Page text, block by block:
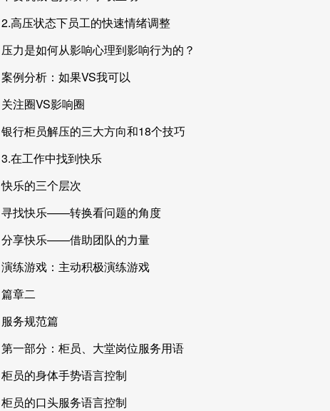
2.高压状态下员工的快速情绪调整
压力是如何从影响心理到影响行为的？
案例分析：如果VS我可以
关注圈VS影响圈
银行柜员解压的三大方向和18个技巧
3.在工作中找到快乐
快乐的三个层次
寻找快乐——转换看问题的角度
分享快乐——借助团队的力量
演练游戏：主动积极演练游戏
篇章二
服务规范篇
第一部分：柜员、大堂岗位服务用语
柜员的身体手势语言控制
柜员的口头服务语言控制